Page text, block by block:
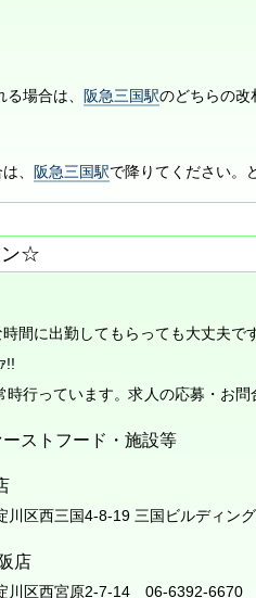
る場合は、 阪急三国駅のどちらの改
、 阪急三国駅で降りてください。
ン☆
間に出勤してもらっても大丈夫
!!
行っています。求人の応募・お
ストフード・施設等
川区西三国4-8-19 三国ビルディ
店
川区西宮原2-7-14 06-6392-6670